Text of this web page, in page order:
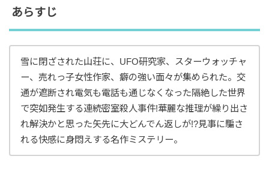
あらすじ
雪に閉ざされた山荘に、UFO研究家、スターウォッチャ
ー、売れっ子女性作家、癖の強い面々が集められた。交
通が遮断され電気も電話も通じなくなった隔絶した世界
で突如発生する連続密室殺人事件!華麗な推理が繰り出さ
れ解決かと思った矢先に大どんでん返しが!?見事に騙さ
れる快感に身悶えする名作ミステリー。